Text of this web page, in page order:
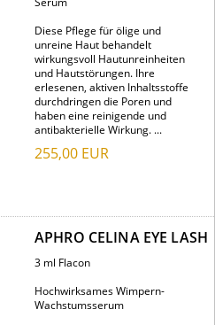
Diese Pflege für ölige und
unreine Haut behandelt
wirkungsvoll Hautunreinheiten
und Hautstörungen. Ihre
erlesenen, aktiven Inhaltsstoffe
durchdringen die Poren und
haben eine reinigende und
antibakterielle Wirkung. ...
255,00 EUR
APHRO CELINA EYE LASH
3 ml Flacon
Hochwirksames Wimpern-
Wachstumsserum